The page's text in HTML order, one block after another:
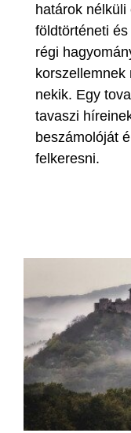
határok nélküli
földtörténeti
régi
korszellemnek
nekik. Egy
tavaszi
beszámolóját
felkeresni.